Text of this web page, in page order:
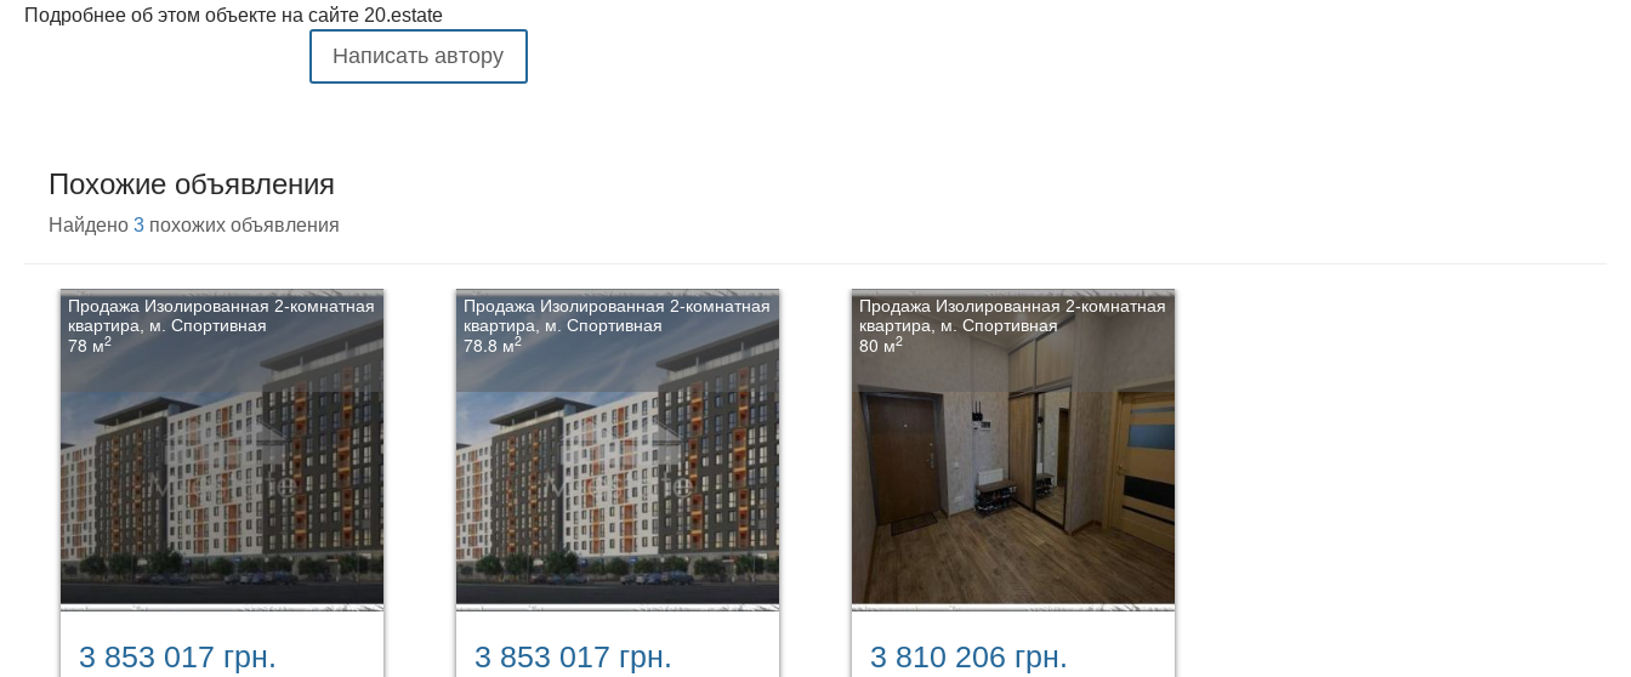
Подробнее об этом объекте на сайте 20.estate
Написать автору
Похожие объявления
Найдено 3 похожих объявления
Продажа Изолированная 2-комнатная
квартира, м. Спортивная
78 м2
3 853 017 грн.
Продажа Изолированная 2-комнатная
квартира, м. Спортивная
78.8 м2
3 853 017 грн.
Продажа Изолированная 2-комнатная
квартира, м. Спортивная
80 м2
3 810 206 грн.